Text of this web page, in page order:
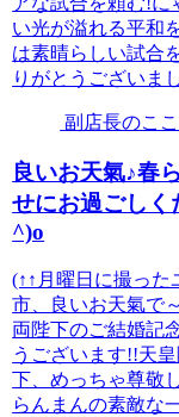
い光が溢れる平和
は素晴らしい試合
りがとうございま
副店長のこ
良いお天氣♪春
せにお過ごし
^)o
(↑↑月曜日に撮った
市、良いお天氣で
両陛下のご結婚記
うございます!!天
下、めっちゃ尊敬
らんまんの素敵な